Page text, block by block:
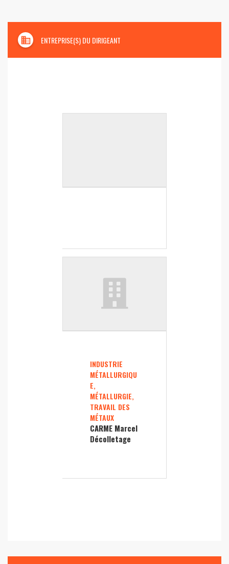
domain ENTREPRISE(S) DU DIRIGEANT
INDUSTRIE
MÉTALLURGIQU
E,
MÉTALLURGIE,
TRAVAIL DES
MÉTAUX
CARME Marcel
Décolletage